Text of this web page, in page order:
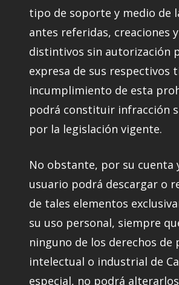
tipo de soporte y medio de
antes referidas, creaciones
distintivos sin autorización
expresa de sus respectivos
incumplimiento de esta
podrá constituir infracción
por la legislación vigente.
No obstante, por su cuenta
usuario podrá descargar o
de tales elementos
su uso personal, siempre
ninguno de los derechos de
intelectual o industrial de
especial, no podrá